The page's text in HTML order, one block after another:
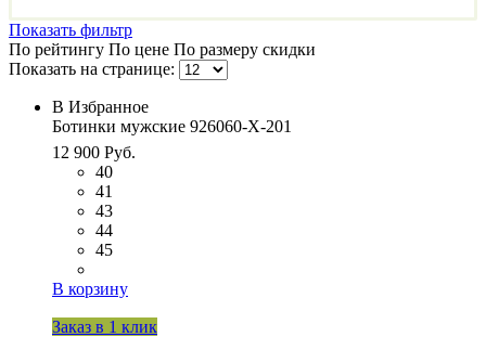
Показать фильтр
По рейтингу По цене По размеру скидки
Показать на странице:
В Избранное
Ботинки мужские 926060-Х-201
12 900 Руб.
40
41
43
44
45
В корзину
Заказ в 1 клик